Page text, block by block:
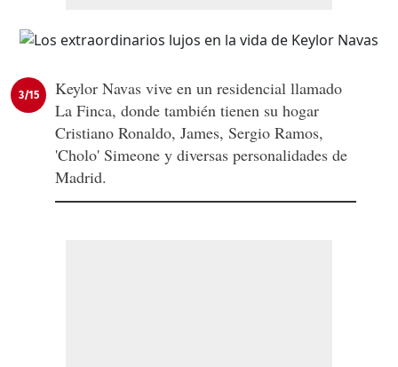
3/15
Keylor Navas vive en un residencial llamado
La Finca, donde también tienen su hogar
Cristiano Ronaldo, James, Sergio Ramos,
'Cholo' Simeone y diversas personalidades de
Madrid.